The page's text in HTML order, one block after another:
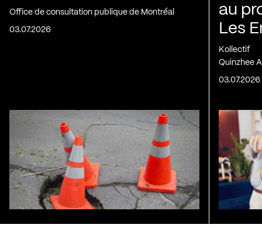
Office de consultation publique de Montréal
03.07.2026
au
Les
Kollectif
Quinzhee
03.07.2026